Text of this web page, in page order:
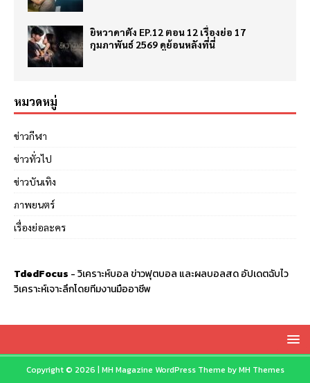
ยิหวาดาตัง EP.12 ตอน 12 เรื่องย่อ 17
กุมภาพันธ์ 2569 ดูย้อนหลังที่นี่
หมวดหมู่
ข่าวกีฬา
ข่าวทั่วไป
ข่าวบันเทิง
ภาพยนตร์
เรื่องย่อละคร
TdedFocus -วิเคราะห์บอล ข่าวฟุตบอล และผลบอลสด อัปเดตฉับไว
วิเคราะห์เจาะลึกโดยทีมงานมืออาชีพ
Copyright © 2026 | MH Magazine WordPress Theme byMH Themes